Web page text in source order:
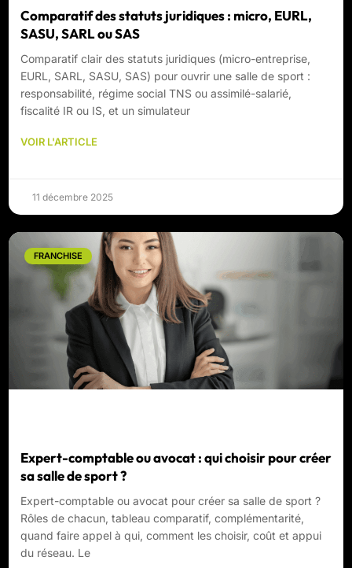
Comparatif des statuts juridiques : micro, EURL,
SASU, SARL ou SAS
Comparatif clair des statuts juridiques (micro-entreprise,
EURL, SARL, SASU, SAS) pour ouvrir une salle de sport :
responsabilité, régime social TNS ou assimilé-salarié,
fiscalité IR ou IS, et un simulateur
VOIR L'ARTICLE
11 décembre 2025
FRANCHISE
Expert-comptable ou avocat : qui choisir pour créer
sa salle de sport ?
Expert-comptable ou avocat pour créer sa salle de sport ?
Rôles de chacun, tableau comparatif, complémentarité,
quand faire appel à qui, comment les choisir, coût et appui
du réseau. Le